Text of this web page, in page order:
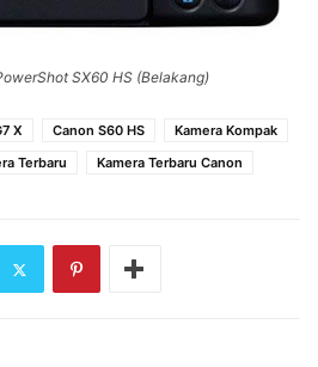
SX60 HS (Belakang)
X Canon S60 HS
Kamera Kompak
Terbaru Kamera Terbaru Canon